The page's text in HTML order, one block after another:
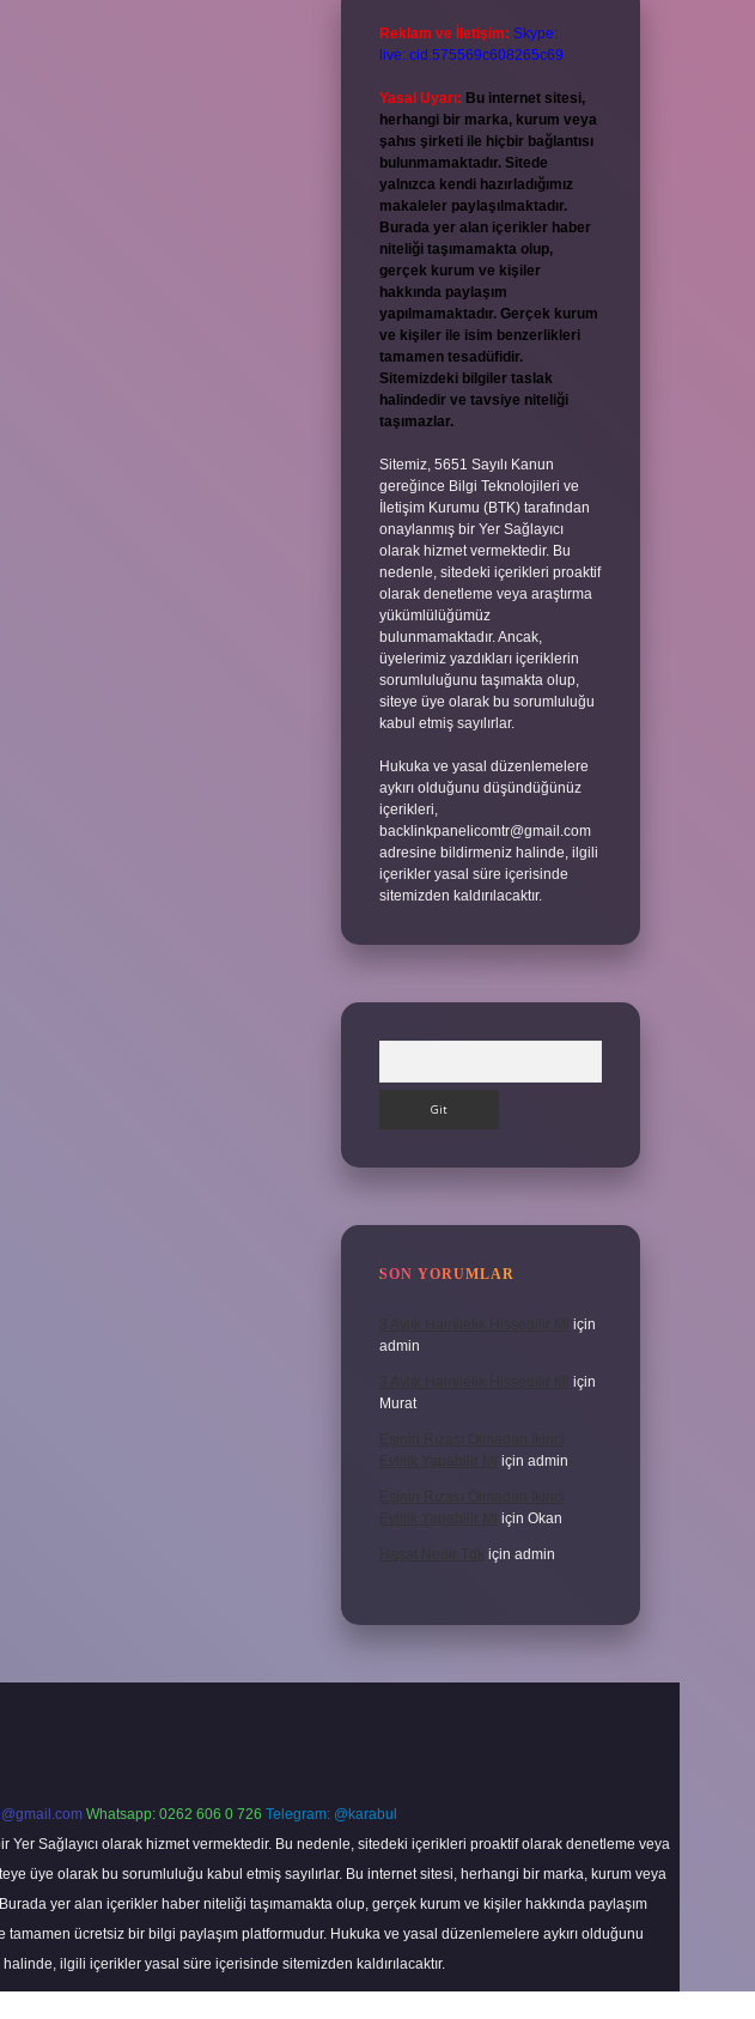
Reklam ve İletişim: Skype:
live:.cid.575569c608265c69
Yasal Uyarı: Bu internet sitesi,
herhangi bir marka, kurum veya
şahıs şirketi ile hiçbir bağlantısı
bulunmamaktadır. Sitede
yalnızca kendi hazırladığımız
makaleler paylaşılmaktadır.
Burada yer alan içerikler haber
niteliği taşımamakta olup,
gerçek kurum ve kişiler
hakkında paylaşım
yapılmamaktadır. Gerçek kurum
ve kişiler ile isim benzerlikleri
tamamen tesadüfidir.
Sitemizdeki bilgiler taslak
halindedir ve tavsiye niteliği
taşımazlar.
Sitemiz, 5651 Sayılı Kanun
gereğince Bilgi Teknolojileri ve
İletişim Kurumu (BTK) tarafından
onaylanmış bir Yer Sağlayıcı
olarak hizmet vermektedir. Bu
nedenle, sitedeki içerikleri proaktif
olarak denetleme veya araştırma
yükümlülüğümüz
bulunmamaktadır. Ancak,
üyelerimiz yazdıkları içeriklerin
sorumluluğunu taşımakta olup,
siteye üye olarak bu sorumluluğu
kabul etmiş sayılırlar.
Hukuka ve yasal düzenlemelere
aykırı olduğunu düşündüğünüz
içerikleri,
backlinkpanelicomtr@gmail.com
adresine bildirmeniz halinde, ilgili
içerikler yasal süre içerisinde
sitemizden kaldırılacaktır.
SON YORUMLAR
3 Aylık Hamilelik Hissedilir Mi
için
admin
3 Aylık Hamilelik Hissedilir Mi için
Murat
Eşinin Rızası Olmadan Ikinci
Evlilik Yapabilir Mi için admin
Eşinin Rızası Olmadan Ikinci
Evlilik Yapabilir Mi için Okan
Haşat Nedir Tdk için admin
Whatsapp: 0262 606 0 726 Telegram: @karabul
Sağlayıcı olarak hizmet vermektedir. Bu nedenle, sitedeki içerikleri proaktif olarak denetleme veya
üye olarak bu sorumluluğu kabul etmiş sayılırlar. Bu internet sitesi, herhangi bir marka, kurum veya
yer alan içerikler haber niteliği taşımamakta olup, gerçek kurum ve kişiler hakkında paylaşım
ücretsiz bir bilgi paylaşım platformudur. Hukuka ve yasal düzenlemelere aykırı olduğunu
ilgili içerikler yasal süre içerisinde sitemizden kaldırılacaktır.